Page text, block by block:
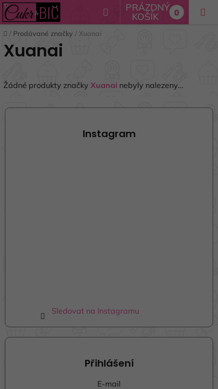
Přejít
na
obsah
Hledat
NÁKUPNÍ
PRÁZDNÝ
KOŠÍK 0
Domů
/ Prodávané značky / Xuanai
Xuanai
Žádné produkty značky Xuanai nebyly nalezeny...
á
Instagram
Sledovat na Instagramu
Přihlášení
E-mail